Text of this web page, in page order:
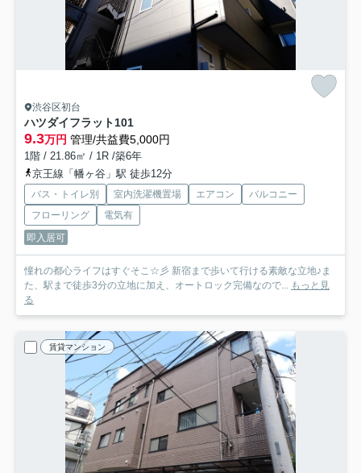
渋谷区初台
ハツダイフラット101
9.3万円 管理/共益費5,000円
1階 / 21.86㎡ / 1R /築6年
京王線「幡ヶ谷」駅 徒歩12分
バス・トイレ別 室内洗濯機置場 エアコン
バルコニー
フローリング
電気有
即入居可
憧れの都心ライフはすぐそこ☆彡 新宿まで歩いて行ける素敵な立地♪ま
た、駅まで徒歩3分の立地に加え、オートロック完備なので... もっと見
る
賃貸マンション